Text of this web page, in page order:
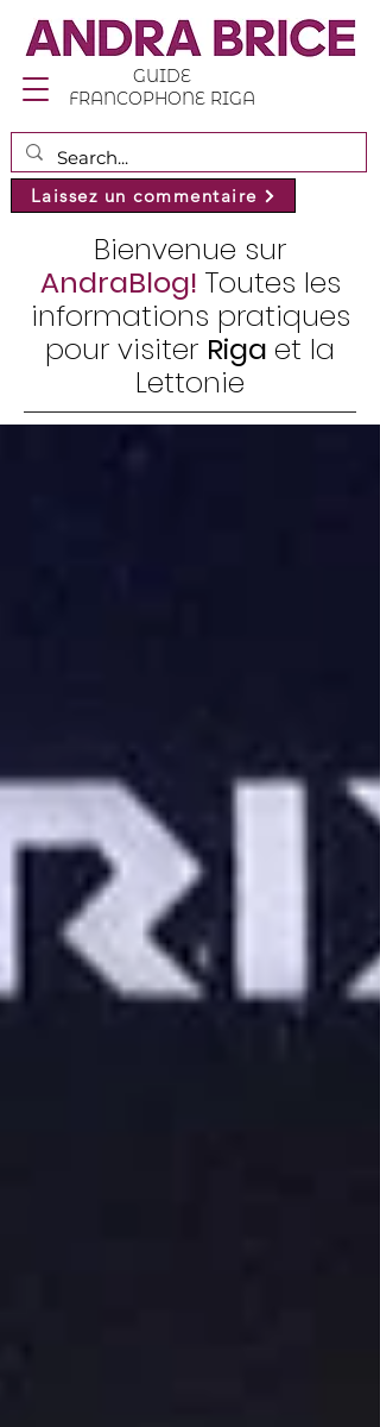
GUIDE
FRANCOPHONE RIGA
Laissez un commentaire
Bienvenue sur
AndraBlog! Toutes les
informations pratiques
pour visiter Riga et la
Lettonie